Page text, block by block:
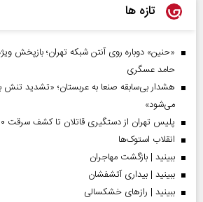
تازه ها
«حنین» دوباره روی آنتن شبکه تهران؛ بازپخش
حامد عسگری
هشدار بی‌سابقه صنعا به عربستان؛ «تشدید تنش
می‌شود»
پلیس تهران از دستگیری قاتلان تا کشف سرقت ۱۰ میلیاردی خبر داد
انقلاب استوک‌ها
ببینید | بازگشت مهاجران
ببینید | بیداری آتشفشان
ببینید | رازهای خشکسالی